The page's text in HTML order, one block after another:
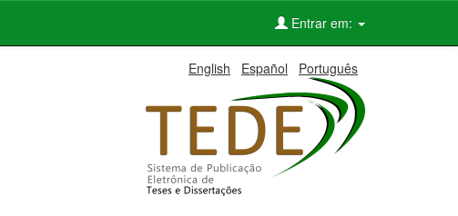
Entrar em:
English Español Português